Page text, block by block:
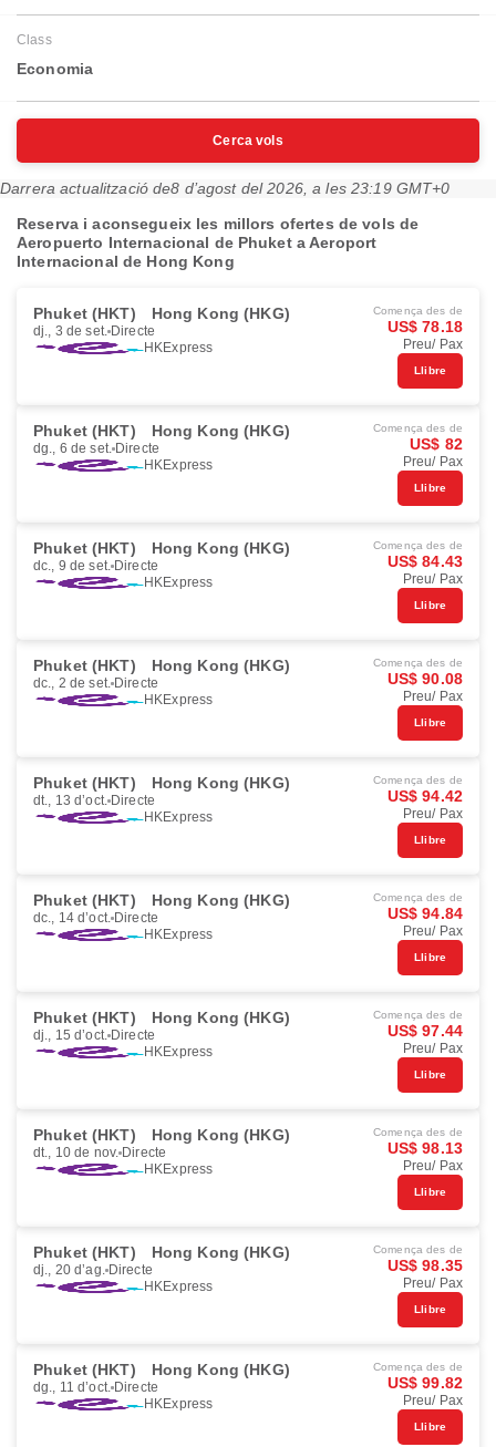
Class
Economia
Cerca vols
Darrera actualització de8 d’agost del 2026, a les 23:19 GMT+0
Reserva i aconsegueix les millors ofertes de vols de
Aeropuerto Internacional de Phuket a Aeroport
Internacional de Hong Kong
Phuket (HKT) Hong Kong (HKG)
dj., 3 de set. Directe
HKExpress
Comença des de
US$ 78.18
Preu/ Pax
Llibre
Phuket (HKT) Hong Kong (HKG)
dg., 6 de set. Directe
HKExpress
Comença des de
US$ 82
Preu/ Pax
Llibre
Phuket (HKT) Hong Kong (HKG)
dc., 9 de set. Directe
HKExpress
Comença des de
US$ 84.43
Preu/ Pax
Llibre
Phuket (HKT) Hong Kong (HKG)
dc., 2 de set. Directe
HKExpress
Comença des de
US$ 90.08
Preu/ Pax
Llibre
Phuket (HKT) Hong Kong (HKG)
dt., 13 d’oct. Directe
HKExpress
Comença des de
US$ 94.42
Preu/ Pax
Llibre
Phuket (HKT) Hong Kong (HKG)
dc., 14 d’oct. Directe
HKExpress
Comença des de
US$ 94.84
Preu/ Pax
Llibre
Phuket (HKT) Hong Kong (HKG)
dj., 15 d’oct. Directe
HKExpress
Comença des de
US$ 97.44
Preu/ Pax
Llibre
Phuket (HKT) Hong Kong (HKG)
dt., 10 de nov. Directe
HKExpress
Comença des de
US$ 98.13
Preu/ Pax
Llibre
Phuket (HKT) Hong Kong (HKG)
dj., 20 d’ag. Directe
HKExpress
Comença des de
US$ 98.35
Preu/ Pax
Llibre
Phuket (HKT) Hong Kong (HKG)
dg., 11 d’oct. Directe
HKExpress
Comença des de
US$ 99.82
Preu/ Pax
Llibre